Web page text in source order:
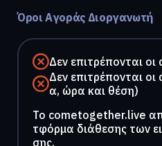
Όροι Αγοράς Διοργανωτή
Δεν επιτρέπονται οι
Δεν επιτρέπονται
α, ώρα και θέση)
To cometogether.live
τφόρμα διάθεσης των
σης.